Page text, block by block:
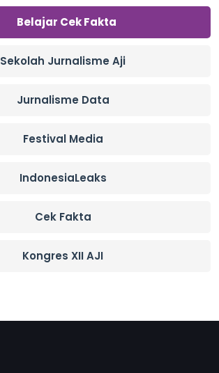
Belajar Cek Fakta
Sekolah Jurnalisme Aji
Jurnalisme Data
Festival Media
IndonesiaLeaks
Cek Fakta
Kongres XII AJI